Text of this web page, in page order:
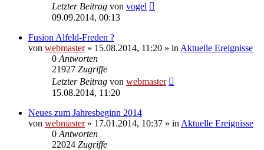
Letzter Beitrag von vogel
09.09.2014, 00:13
Fusion Alfeld-Freden ?
von webmaster» 15.08.2014, 11:20 » in Aktuelle Ereignisse
0 Antworten
21927 Zugriffe
Letzter Beitrag von webmaster
15.08.2014, 11:20
Neues zum Jahresbeginn 2014
von webmaster» 17.01.2014, 10:37 » in Aktuelle Ereignisse
0 Antworten
22024 Zugriffe